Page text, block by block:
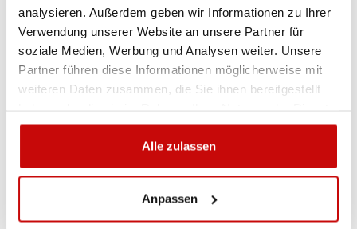
analysieren. Außerdem geben wir Informationen zu Ihrer
Verwendung unserer Website an unsere Partner für
soziale Medien, Werbung und Analysen weiter. Unsere
Partner führen diese Informationen möglicherweise mit
weiteren Daten zusammen, die Sie ihnen bereitgestellt
gesammelt haben.
Alle zulassen
Anpassen
Beschreibung
Checkpoint Dustite Long
Reach rot 30mm